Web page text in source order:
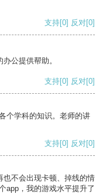
支持[0] 反对[0]
公提供帮助。
支持[0] 反对[0]
个学科的知识。老师的讲
支持[0] 反对[0]
也不会出现卡顿、掉线的情
app，我的游戏水平提升了